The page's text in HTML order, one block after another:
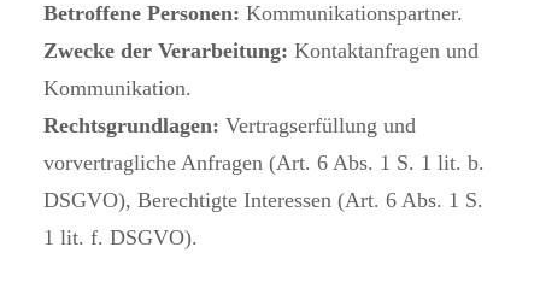
Betroffene Personen: Kommunikationspartner.
Zwecke der Verarbeitung: Kontaktanfragen und
Kommunikation.
Rechtsgrundlagen: Vertragserfüllung und
vorvertragliche Anfragen (Art. 6 Abs. 1 S. 1 lit. b.
DSGVO), Berechtigte Interessen (Art. 6 Abs. 1 S.
1 lit. f. DSGVO).